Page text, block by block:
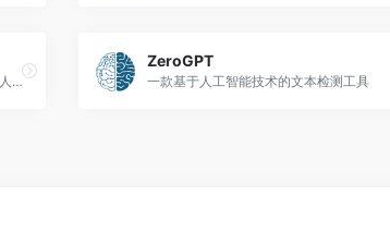
一款能绕过AI检测器的、生产不可检测内容的人工智能写作工具
ZeroGPT
一款基于人工智能技术的文本检测工具